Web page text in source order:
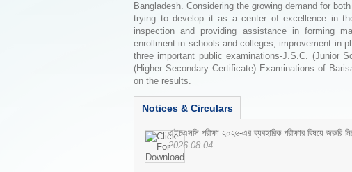
Bangladesh. Considering the growing demand for
trying to develop it as a center of excellence in
inspection and providing assistance in forming
enrollment in schools and colleges, improvement in
three important public examinations-J.S.C. (Junior
(Higher Secondary Certificate) Examinations of
on the results.
Notices & Circulars
এইচএসসি পরীক্ষা ২০২৬-এর ব্যবহারিক পরীক্ষার বিষয়ে জরুরি
2026-08-04